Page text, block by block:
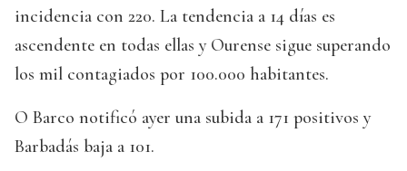
incidencia con 220. La tendencia a 14 días es
ascendente en todas ellas y Ourense sigue superando
los mil contagiados por 100.000 habitantes.
O Barco notificó ayer una subida a 171 positivos y
Barbadás baja a 101.